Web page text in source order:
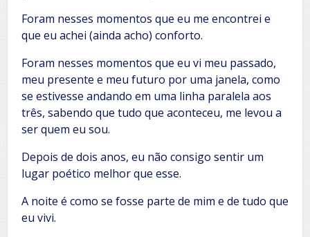
Foram nesses momentos que eu me encontrei e
que eu achei (ainda acho) conforto.
Foram nesses momentos que eu vi meu passado,
meu presente e meu futuro por uma janela, como
se estivesse andando em uma linha paralela aos
três, sabendo que tudo que aconteceu, me levou a
ser quem eu sou.
Depois de dois anos, eu não consigo sentir um
lugar poético melhor que esse.
A noite é como se fosse parte de mim e de tudo que
eu vivi.